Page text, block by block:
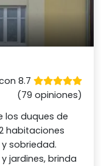
8.7
(79 opiniones)
los duques de
habitaciones
sobriedad.
jardines, brinda